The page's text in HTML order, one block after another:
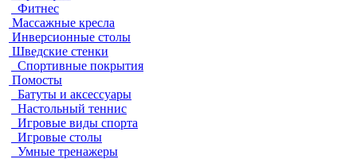
Фитнес
Массажные кресла
Инверсионные столы
Шведские стенки
Спортивные покрытия
Помосты
Батуты и аксессуары
Настольный теннис
Игровые виды спорта
Игровые столы
Умные тренажеры